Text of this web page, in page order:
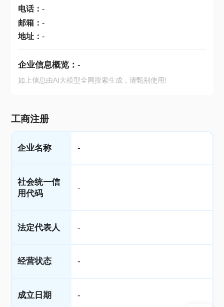
电话： -
邮箱： -
地址： -
企业信息概览： -
如上信息由AI大模型全网搜索生成，请甄别使用!
工商注册
企业名称 -
社会统一信
用代码
-
法定代表人 -
经营状态 -
成立日期 -